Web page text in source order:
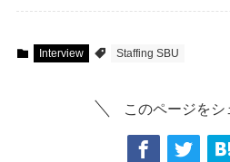
Interview Staffing SBU
このページをシ